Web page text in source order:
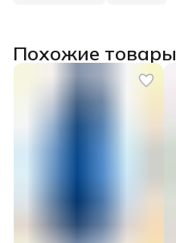
Похожие товары